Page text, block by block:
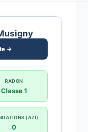
→
RADON
Classe 1
(AZI)
0